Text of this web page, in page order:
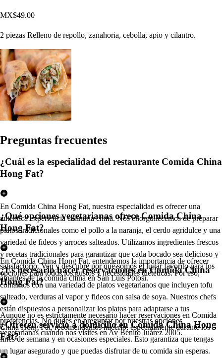
MX$49.00
2 piezas Relleno de repollo, zanahoria, cebolla, apio y cilantro.
Preguntas frecuentes
¿Cuál es la especialidad del restaurante Comida China
Hong Fat?
En Comida China Hong Fat, nuestra especialidad es ofrecer una
auténtica experiencia culinaria china. Nos enorgullecemos de preparar
platos tradicionales como el pollo a la naranja, el cerdo agridulce y una
variedad de fideos y arroces salteados. Utilizamos ingredientes frescos
y recetas tradicionales para garantizar que cada bocado sea delicioso y
satisfactorio. Ven y descubre por qué somos el lugar favorito para los
amantes de la comida china en San Luis Potosí.
¿Qué opciones vegetarianas ofrece Comida China
Hong Fat?
En Comida China Hong Fat, entendemos la importancia de ofrecer
opciones para todos los gustos y necesidades dietéticas. Por eso,
contamos con una variedad de platos vegetarianos que incluyen tofu
salteado, verduras al vapor y fideos con salsa de soya. Nuestros chefs
están dispuestos a personalizar los platos para adaptarse a tus
preferencias. No dudes en preguntar por nuestras opciones
vegetarianas cuando nos visites en Av Benito Juárez 2005.
¿Es necesario hacer reservaciones en Comida China
Hong Fat?
Aunque no es estrictamente necesario hacer reservaciones en Comida
China Hong Fat, recomendamos hacerlo, especialmente durante los
fines de semana y en ocasiones especiales. Esto garantiza que tengas
un lugar asegurado y que puedas disfrutar de tu comida sin esperas.
¿Ofrecen servicio a domicilio en Comida China Hong
Fat?